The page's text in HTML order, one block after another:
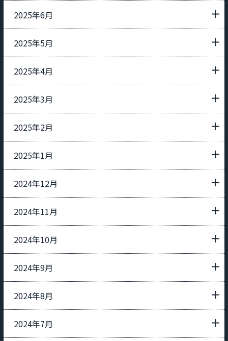
2025年6月
2025年5月
2025年4月
2025年3月
2025年2月
2025年1月
2024年12月
2024年11月
2024年10月
2024年9月
2024年8月
2024年7月